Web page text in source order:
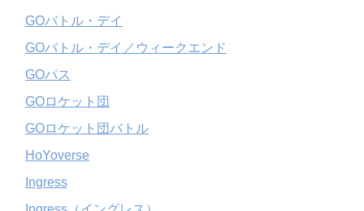
GOバトル・デイ
GOバトル・デイ／ウィークエンド
GOパス
GOロケット団
GOロケット団バトル
HoYoverse
Ingress